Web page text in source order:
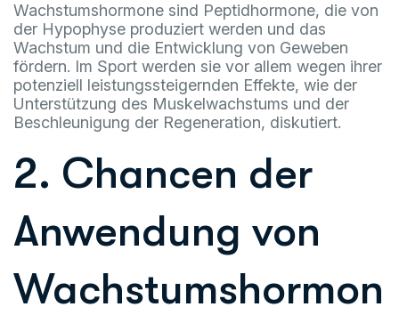
Wachstumshormone sind Peptidhormone, die von
der Hypophyse produziert werden und das
Wachstum und die Entwicklung von Geweben
fördern. Im Sport werden sie vor allem wegen ihrer
potenziell leistungssteigernden Effekte, wie der
Unterstützung des Muskelwachstums und der
Beschleunigung der Regeneration, diskutiert.
2. Chancen der
Anwendung von